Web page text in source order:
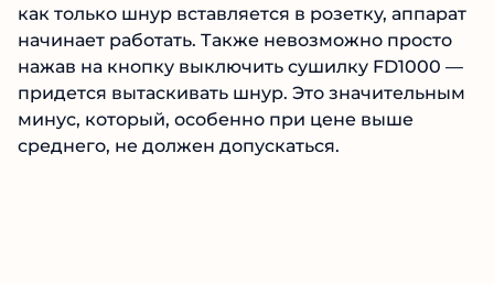
как только шнур вставляется в розетку, аппарат
начинает работать. Также невозможно просто
нажав на кнопку выключить сушилку FD1000 —
придется вытаскивать шнур. Это значительным
минус, который, особенно при цене выше
среднего, не должен допускаться.